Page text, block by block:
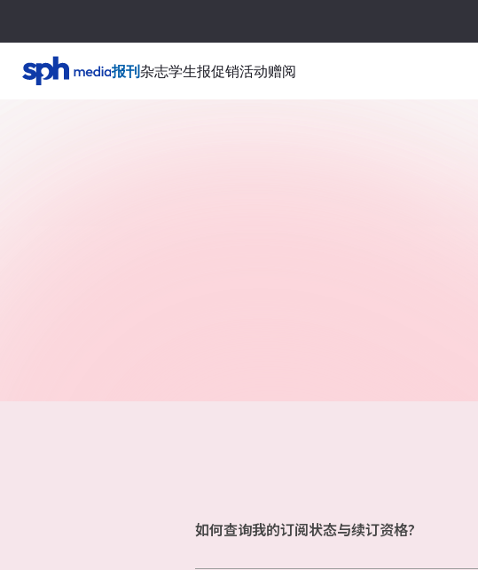
报刊杂志学生报促销活动赠阅
如何查询我的订阅状态与续订资格?